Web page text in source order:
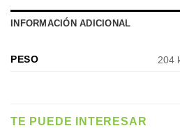
INFORMACIÓN ADICIONAL
PESO 204
TE PUEDE INTERESAR